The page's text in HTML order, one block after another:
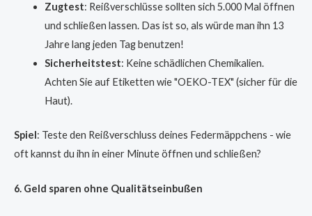
Zugtest: Reißverschlüsse sollten sich 5.000 Mal öffnen
und schließen lassen. Das ist so, als würde man ihn 13
Jahre lang jeden Tag benutzen!
Sicherheitstest: Keine schädlichen Chemikalien.
Achten Sie auf Etiketten wie "OEKO-TEX" (sicher für die
Haut).
Spiel: Teste den Reißverschluss deines Federmäppchens - wie
oft kannst du ihn in einer Minute öffnen und schließen?
6. Geld sparen ohne Qualitätseinbußen